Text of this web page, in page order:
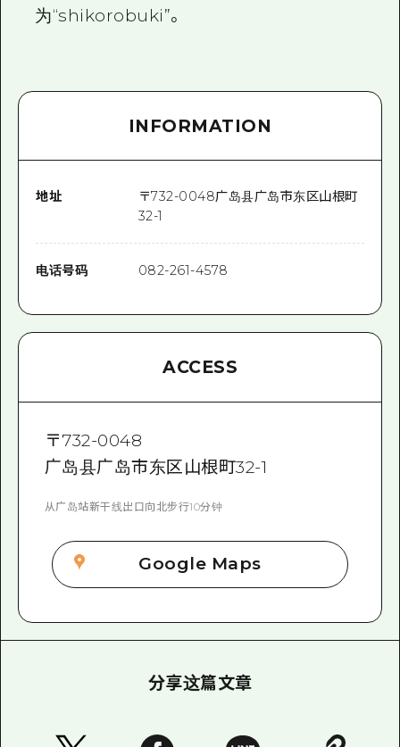
为“shikorobuki”。
INFORMATION
地址 〒732-0048广岛县广岛市东区山根町
32-1
电话号码 082-261-4578
ACCESS
〒732-0048
广岛县广岛市东区山根町32-1
从广岛站新干线出口向北步行10分钟
Google Maps
分享这篇文章